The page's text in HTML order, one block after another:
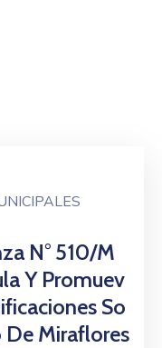
N° 510/M
Y Promuev
So
De Miraflores